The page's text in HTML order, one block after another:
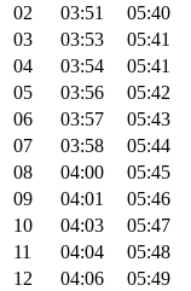
02
03:51 05:40
03
03:53 05:41
04
03:54 05:41
05
03:56 05:42
06
03:57 05:43
07
03:58 05:44
08
04:00 05:45
09
04:01 05:46
10
04:03 05:47
11
04:04 05:48
12
04:06 05:49